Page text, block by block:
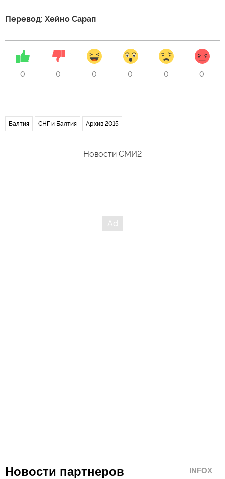
Перевод: Хейно Сарап
0 0 0 0 0 0
Балтия СНГ и Балтия Архив 2015
Новости СМИ2
Новости партнеров INFOX